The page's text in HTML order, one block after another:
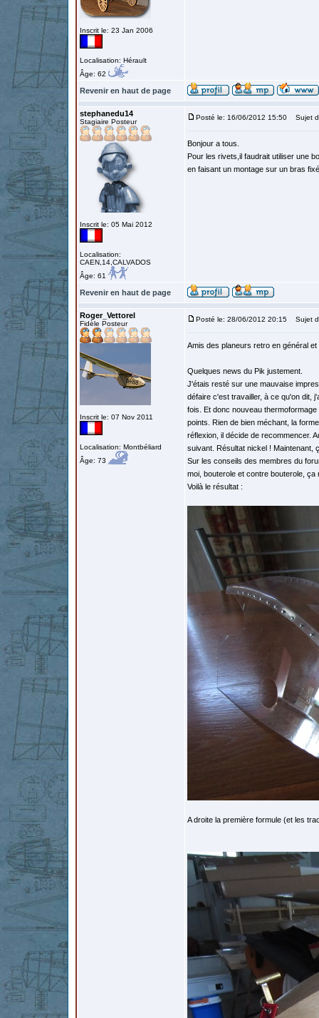
Inscrit le: 23 Jan 2006
Localisation: Hérault
Âge: 62
Revenir en haut de page
stephanedu14
Stagiaire Posteur
Inscrit le: 05 Mai 2012
Localisation:
CAEN,14,CALVADOS
Âge: 61
Posté le: 16/06/2012 15:50 Sujet
Bonjour a tous.
Pour les rivets,il faudrait utiliser une
en faisant un montage sur un bras
Revenir en haut de page
Roger_Vettorel
Fidèle Posteur
Inscrit le: 07 Nov 2011
Localisation: Montbéliard
Âge: 73
Posté le: 28/06/2012 20:15 Sujet
Amis des planeurs retro en général
Quelques news du Pik justement.
J'étais resté sur une mauvaise
défaire c'est travailler, à ce qu'on dit,
fois. Et donc nouveau
points. Rien de bien méchant, la
réflexion, il décide de recommencer.
suivant. Résultat nickel ! Maintenant,
Sur les conseils des membres du
moi, bouterole et contre bouterole,
Voilà le résultat :
A droite la première formule (et les